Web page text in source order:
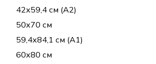
42х59,4 см (А2)
50х70 см
59,4х84,1 см (А1)
60х80 см